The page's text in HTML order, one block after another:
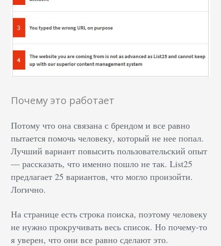
Почему это работает
Потому что она связана с брендом и все равно
пытается помочь человеку, который не нее попал.
Лучший вариант повысить пользовательский опыт
— рассказать, что именно пошло не так. List25
предлагает 25 вариантов, что могло произойти.
Логично.
На странице есть строка поиска, поэтому человеку
не нужно прокручивать весь список. Но почему-то
я уверен, что они все равно сделают это.